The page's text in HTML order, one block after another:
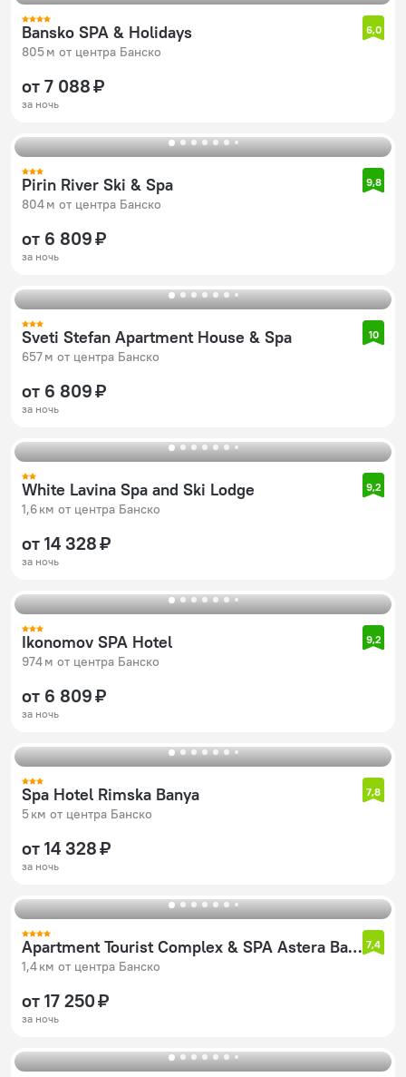
Bansko SPA & Holidays
805 м от центра Банско
6,0
от 7 088 ₽
за ночь
Pirin River Ski & Spa
804 м от центра Банско
9,8
от 6 809 ₽
за ночь
Sveti Stefan Apartment House & Spa
657 м от центра Банско
10
от 6 809 ₽
за ночь
White Lavina Spa and Ski Lodge
1,6 км от центра Банско
9,2
от 14 328 ₽
за ночь
Ikonomov SPA Hotel
974 м от центра Банско
9,2
от 6 809 ₽
за ночь
Spa Hotel Rimska Banya
5 км от центра Банско
7,8
от 14 328 ₽
за ночь
Apartment Tourist Complex & SPA Astera Bansko
1,4 км от центра Банско
7,4
от 17 250 ₽
за ночь